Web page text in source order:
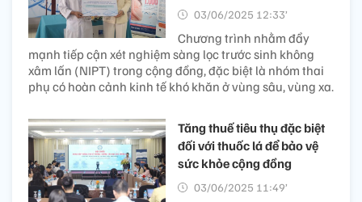
03/06/2025 12:33’
Chương trình nhằm đẩy
mạnh tiếp cận xét nghiệm sàng lọc trước sinh không
xâm lấn (NIPT) trong cộng đồng, đặc biệt là nhóm thai
phụ có hoàn cảnh kinh tế khó khăn ở vùng sâu, vùng xa.
Tăng thuế tiêu thụ đặc biệt
đối với thuốc lá để bảo vệ
sức khỏe cộng đồng
03/06/2025 11:49’